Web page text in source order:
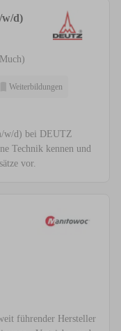
w/d)
Weiterbildungen
w/d) bei DEUTZ
Technik kennen und
vor.
führender Hersteller